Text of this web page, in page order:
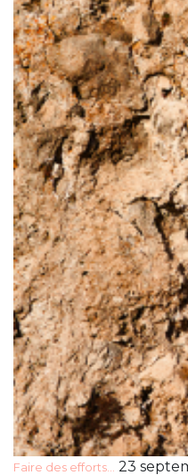
Faire des efforts…
23